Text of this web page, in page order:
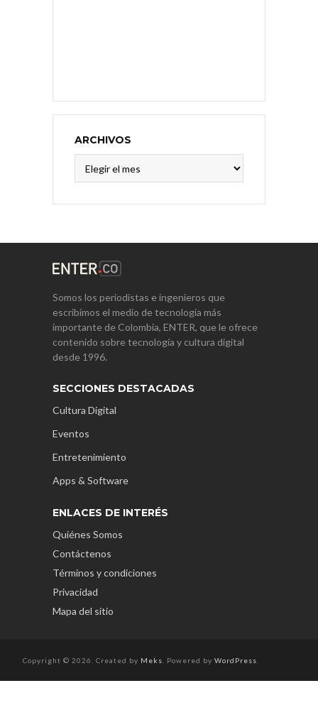
ARCHIVOS
Somos los periodistas e ingenieros que
escribimos el medio de tecnología más
importante de Colombia, ENTER, que le ofrece
contenido sobre tecnología y cultura digital
desde 1996.
SECCIONES DESTACADAS
Cultura Digital
Eventos
Entretenimiento
Apps & Software
ENLACES DE INTERÉS
Quiénes Somos
Contáctenos
Términos y condiciones
Privacidad
Mapa del sitio
Copyright © 2026. Created by Meks . Powered by WordPress